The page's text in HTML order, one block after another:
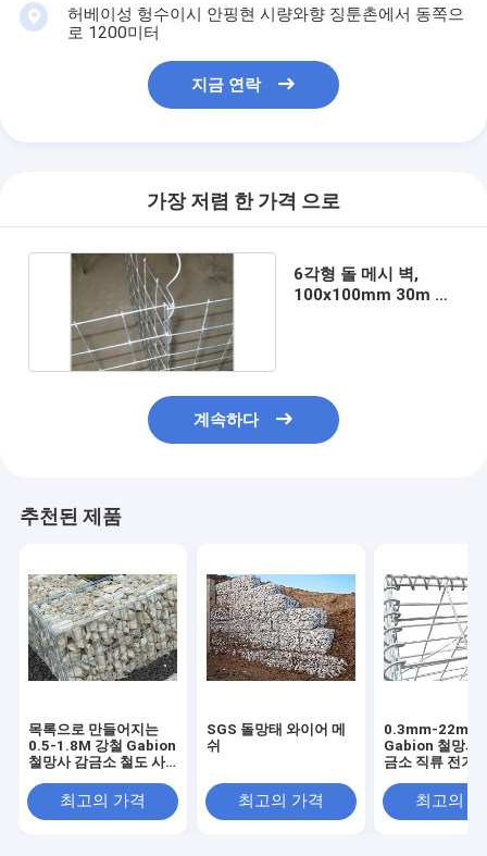
허베이성 헝수이시 안핑현 시량와향 징툰촌에서 동쪽으
로 1200미터
지금 연락
가장 저렴 한 가격 으로
6각형 돌 메시 벽,
100x100mm 30m 돌
계속하다
추천된 제품
목록으로 만들어지는
0.5-1.8M 강철 Gabion
철망사 감금소 철도 사
최고의 가격
SGS 돌망태 와이어 메
쉬
최고의 가격
0.3mm-22mm
Gabion 철망사
금소 직류 전기
최고의